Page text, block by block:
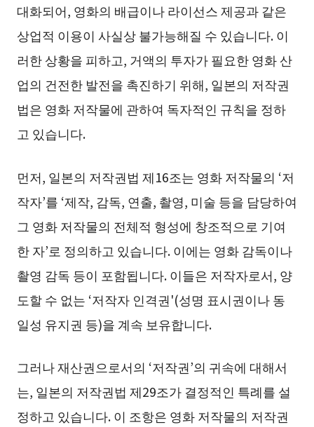
대화되어, 영화의 배급이나 라이선스 제공과 같은
상업적 이용이 사실상 불가능해질 수 있습니다. 이
러한 상황을 피하고, 거액의 투자가 필요한 영화 산
업의 건전한 발전을 촉진하기 위해, 일본의 저작권
법은 영화 저작물에 관하여 독자적인 규칙을 정하
고 있습니다.
먼저, 일본의 저작권법 제16조는 영화 저작물의 ‘저
작자’를 ‘제작, 감독, 연출, 촬영, 미술 등을 담당하여
그 영화 저작물의 전체적 형성에 창조적으로 기여
한 자’로 정의하고 있습니다. 이에는 영화 감독이나
촬영 감독 등이 포함됩니다. 이들은 저작자로서, 양
도할 수 없는 ‘저작자 인격권'(성명 표시권이나 동
일성 유지권 등)을 계속 보유합니다.
그러나 재산권으로서의 ‘저작권’의 귀속에 대해서
는, 일본의 저작권법 제29조가 결정적인 특례를 설
정하고 있습니다. 이 조항은 영화 저작물의 저작권